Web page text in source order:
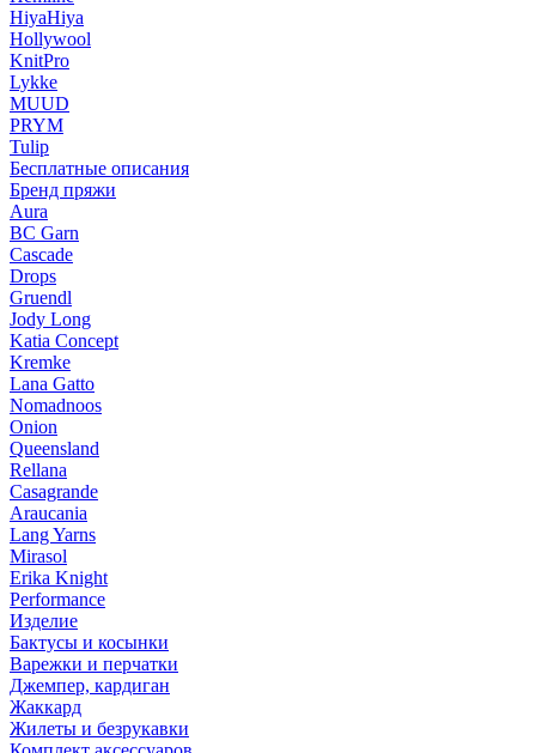
HiyaHiya
Hollywool
KnitPro
Lykke
MUUD
PRYM
Tulip
Бесплатные описания
Бренд пряжи
Aura
BC Garn
Cascade
Drops
Gruendl
Jody Long
Katia Concept
Kremke
Lana Gatto
Nomadnoos
Onion
Queensland
Rellana
Casagrande
Araucania
Lang Yarns
Mirasol
Erika Knight
Performance
Изделие
Бактусы и косынки
Варежки и перчатки
Джемпер, кардиган
Жаккард
Жилеты и безрукавки